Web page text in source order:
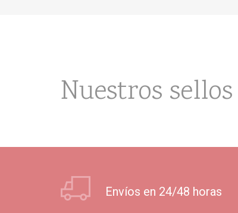
Nuestros sellos
Envíos en 24/48 horas